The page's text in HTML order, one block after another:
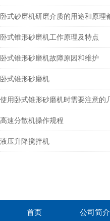
卧式锥形砂磨机工作原理及特点
卧式锥形砂磨机故障原因和维护
卧式锥形砂磨机
高速分散机操作规程
液压升降搅拌机
首页 公司简介